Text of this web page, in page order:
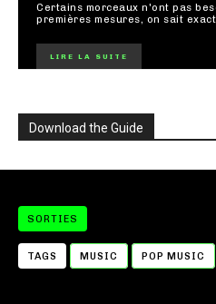
Certains morceaux n'ont pas
premières mesures, on sait
LIRE LA SUITE
Download the Guide
SORTIES
TAGS MUSIC POP MUSIC